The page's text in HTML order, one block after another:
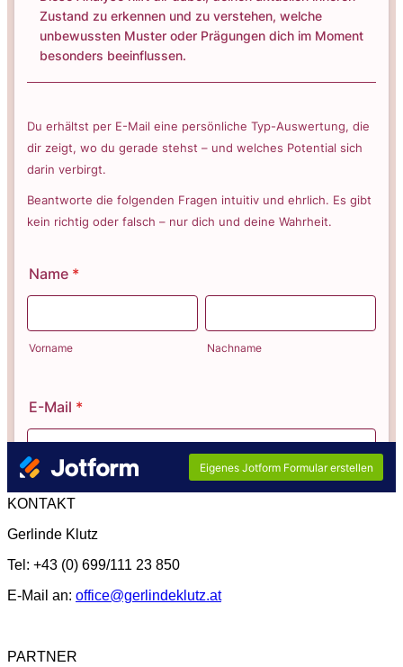
KONTAKT
Gerlinde Klutz
Tel: +43 (0) 699/111 23 850
E-Mail an: office@gerlindeklutz.at
PARTNER